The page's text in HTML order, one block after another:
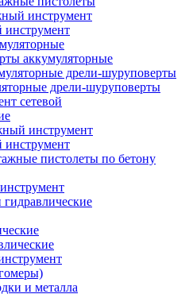
инструмент
инструмент
аккумуляторные
дрели-шуруповерты
дрели-шуруповерты
сетевой
инструмент
инструмент
пистолеты по бетону
и металла